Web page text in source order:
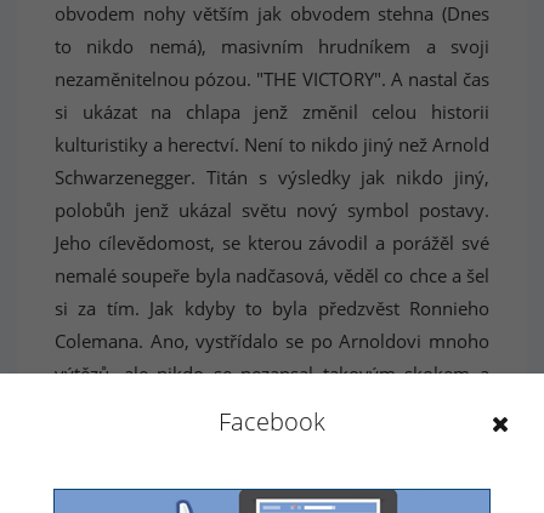
obvodem nohy větším jak obvodem stehna (Dnes
to nikdo nemá), masivním hrudníkem a svoji
nezaměnitelnou pózou. "THE VICTORY". A nastal čas
si ukázat na chlapa jenž změnil celou historii
kulturistiky a herectví. Není to nikdo jiný než Arnold
Schwarzenegger. Titán s výsledky jak nikdo jiný,
polobůh jenž ukázal světu nový symbol postavy.
Jeho cílevědomost, se kterou závodil a porážěl své
nemalé soupeře byla nadčasová, věděl co chce a šel
si za tím. Jak kdyby to byla předzvěst Ronnieho
Colemana. Ano, vystřídalo se po Arnoldovi mnoho
výtězů, ale nikdo se nezapsal takovým skokem a
kvalitním objemem jak Ronnie. Měl neuvěřitelnou
Facebook